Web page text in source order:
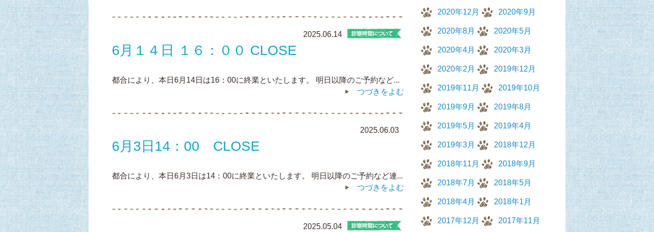
2025.06.14
6月１４日 １６：００ CLOSE
都合により、本日6月14日は16：00に終業といたします。 明日以降のご予約など...
つづきをよむ
2025.06.03
6月3日14：00 CLOSE
都合により、本日6月3日は14：00に終業といたします。 明日以降のご予約など連...
つづきをよむ
2025.05.04
2020年12月 2020年9月
2020年8月 2020年5月
2020年4月 2020年3月
2020年2月 2019年12月
2019年11月 2019年10月
2019年9月 2019年8月
2019年5月 2019年4月
2019年3月 2018年12月
2018年11月 2018年9月
2018年7月 2018年5月
2018年4月 2018年1月
2017年12月 2017年11月